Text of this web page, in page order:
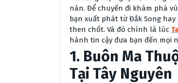
nàn. Để chuyến đi khám phá
bạn xuất phát từ Đắk Song
then chốt. Và đó chính là lúc
hành tin cậy đưa bạn đến mọi
1. Buôn Ma
Tại Tây Nguyên